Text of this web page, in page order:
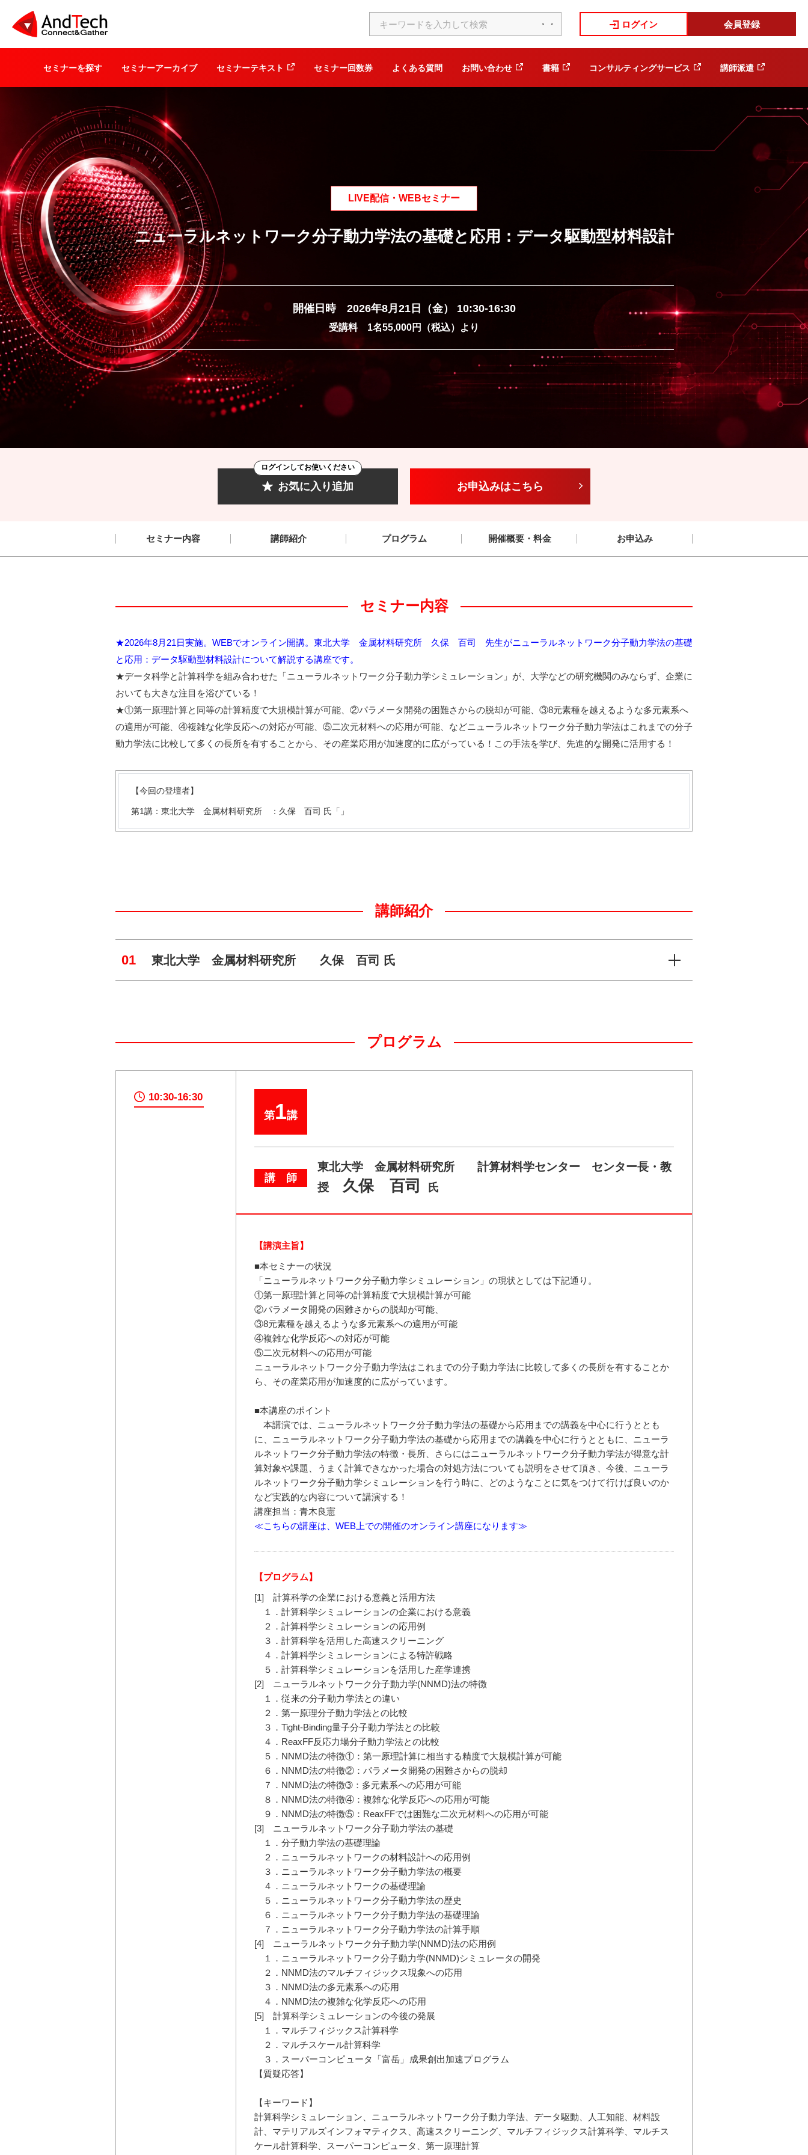
ログイン 会員登録
セミナーを探す セミナーアーカイブ セミナーテキスト セミナー回数券 よくある質問 お問い合わせ 書籍 コンサルティングサービス 講師派遣
LIVE配信・WEBセミナー
ニューラルネットワーク分子動力学法の基礎と応用：データ駆動型材料設計
開催日時 2026年8月21日（金） 10:30-16:30
受講料 1名55,000円（税込）より
お気に入り追加
ログインしてお使いください
お申込みはこちら
セミナー内容 講師紹介 プログラム 開催概要・料金 お申込み
セミナー内容
★2026年8月21日実施。WEBでオンライン開講。東北大学 金属材料研究所 久保 百司 先生がニューラルネットワーク分子動力学法の基礎
と応用：データ駆動型材料設計について解説する講座です。
★データ科学と計算科学を組み合わせた「ニューラルネットワーク分子動力学シミュレーション」が、大学などの研究機関のみならず、企業に
おいても大きな注目を浴びている！
★①第一原理計算と同等の計算精度で大規模計算が可能、②パラメータ開発の困難さからの脱却が可能、③8元素種を越えるような多元素系へ
の適用が可能、④複雑な化学反応への対応が可能、⑤二次元材料への応用が可能、などニューラルネットワーク分子動力学法はこれまでの分子
動力学法に比較して多くの長所を有することから、その産業応用が加速度的に広がっている！この手法を学び、先進的な開発に活用する！
【今回の登壇者】
第1講：東北大学 金属材料研究所 ：久保 百司 氏「」
講師紹介
01 東北大学 金属材料研究所 久保 百司 氏
プログラム
10:30-16:30
第1講
講 師
東北大学 金属材料研究所 計算材料学センター センター長・教
授
久保 百司 氏
【講演主旨】
■本セミナーの状況
「ニューラルネットワーク分子動力学シミュレーション」の現状としては下記通り。
①第一原理計算と同等の計算精度で大規模計算が可能
②パラメータ開発の困難さからの脱却が可能、
③8元素種を越えるような多元素系への適用が可能
④複雑な化学反応への対応が可能
⑤二次元材料への応用が可能
ニューラルネットワーク分子動力学法はこれまでの分子動力学法に比較して多くの長所を有することか
ら、その産業応用が加速度的に広がっています。
■本講座のポイント
本講演では、ニューラルネットワーク分子動力学法の基礎から応用までの講義を中心に行うととも
に、ニューラルネットワーク分子動力学法の基礎から応用までの講義を中心に行うとともに、ニューラ
ルネットワーク分子動力学法の特徴・長所、さらにはニューラルネットワーク分子動力学法が得意な計
算対象や課題、うまく計算できなかった場合の対処方法についても説明をさせて頂き、今後、ニューラ
ルネットワーク分子動力学シミュレーションを行う時に、どのようなことに気をつけて行けば良いのか
など実践的な内容について講演する！
講座担当：青木良憲
≪こちらの講座は、WEB上での開催のオンライン講座になります≫
【プログラム】
[1] 計算科学の企業における意義と活用方法
１．計算科学シミュレーションの企業における意義
２．計算科学シミュレーションの応用例
３．計算科学を活用した高速スクリーニング
４．計算科学シミュレーションによる特許戦略
５．計算科学シミュレーションを活用した産学連携
[2] ニューラルネットワーク分子動力学(NNMD)法の特徴
１．従来の分子動力学法との違い
２．第一原理分子動力学法との比較
３．Tight-Binding量子分子動力学法との比較
４．ReaxFF反応力場分子動力学法との比較
５．NNMD法の特徴①：第一原理計算に相当する精度で大規模計算が可能
６．NNMD法の特徴②：パラメータ開発の困難さからの脱却
７．NNMD法の特徴➂：多元素系への応用が可能
８．NNMD法の特徴④：複雑な化学反応への応用が可能
９．NNMD法の特徴⑤：ReaxFFでは困難な二次元材料への応用が可能
[3] ニューラルネットワーク分子動力学法の基礎
１．分子動力学法の基礎理論
２．ニューラルネットワークの材料設計への応用例
３．ニューラルネットワーク分子動力学法の概要
４．ニューラルネットワークの基礎理論
５．ニューラルネットワーク分子動力学法の歴史
６．ニューラルネットワーク分子動力学法の基礎理論
７．ニューラルネットワーク分子動力学法の計算手順
[4] ニューラルネットワーク分子動力学(NNMD)法の応用例
１．ニューラルネットワーク分子動力学(NNMD)シミュレータの開発
２．NNMD法のマルチフィジックス現象への応用
３．NNMD法の多元素系への応用
４．NNMD法の複雑な化学反応への応用
[5] 計算科学シミュレーションの今後の発展
１．マルチフィジックス計算科学
２．マルチスケール計算科学
３．スーパーコンピュータ「富岳」成果創出加速プログラム
【質疑応答】
【キーワード】
計算科学シミュレーション、ニューラルネットワーク分子動力学法、データ駆動、人工知能、材料設
計、マテリアルズインフォマティクス、高速スクリーニング、マルチフィジックス計算科学、マルチス
ケール計算科学、スーパーコンピュータ、第一原理計算